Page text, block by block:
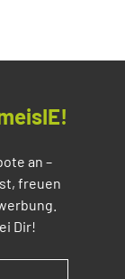
an –
freuen
Dir!